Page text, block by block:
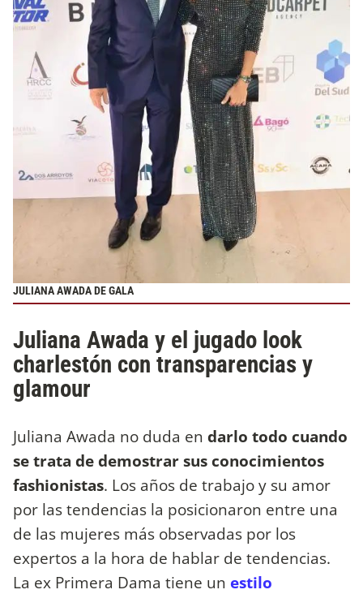
JULIANA AWADA DE GALA
Juliana Awada y el jugado look
charlestón con transparencias y
glamour
Juliana Awada no duda en darlo todo cuando
se trata de demostrar sus conocimientos
fashionistas. Los años de trabajo y su amor
por las tendencias la posicionaron entre una
de las mujeres más observadas por los
expertos a la hora de hablar de tendencias.
La ex Primera Dama tiene un estilo